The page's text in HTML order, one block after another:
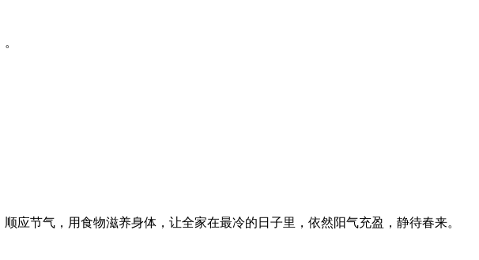
应节气，用食物滋养身体，让全家在最冷的日子里，依然阳气充盈，静待春来。